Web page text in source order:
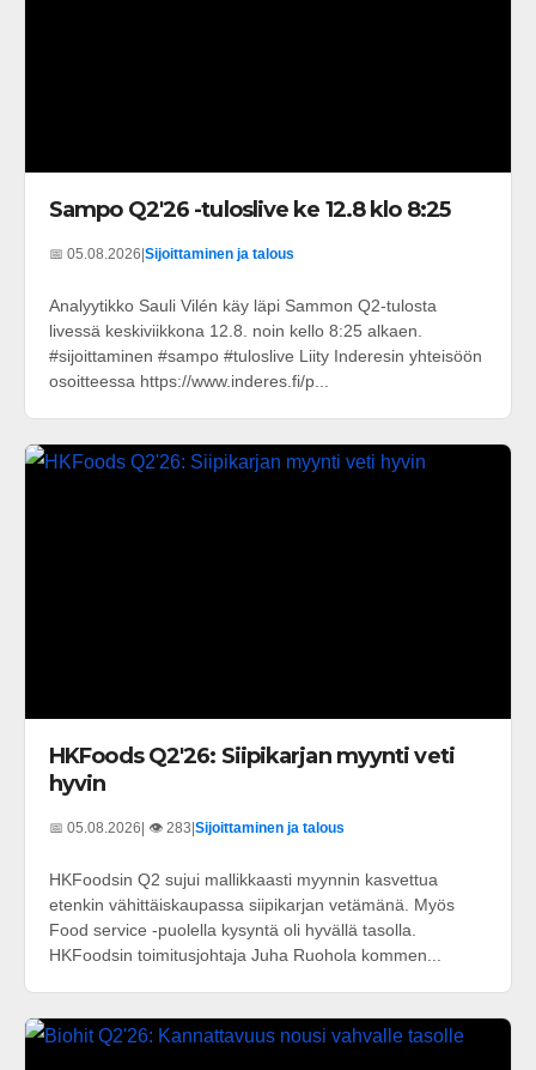
Sampo Q2'26 -tuloslive ke 12.8 klo 8:25
📅 05.08.2026 Sijoittaminen ja talous
Analyytikko Sauli Vilén käy läpi Sammon Q2-tulosta
livessä keskiviikkona 12.8. noin kello 8:25 alkaen.
#sijoittaminen #sampo #tuloslive Liity Inderesin yhteisöön
osoitteessa https://www.inderes.fi/p...
HKFoods Q2'26: Siipikarjan myynti veti
hyvin
📅 05.08.2026| 👁️ 283|Sijoittaminen ja talous
HKFoodsin Q2 sujui mallikkaasti myynnin kasvettua
etenkin vähittäiskaupassa siipikarjan vetämänä. Myös
Food service -puolella kysyntä oli hyvällä tasolla.
HKFoodsin toimitusjohtaja Juha Ruohola kommen...